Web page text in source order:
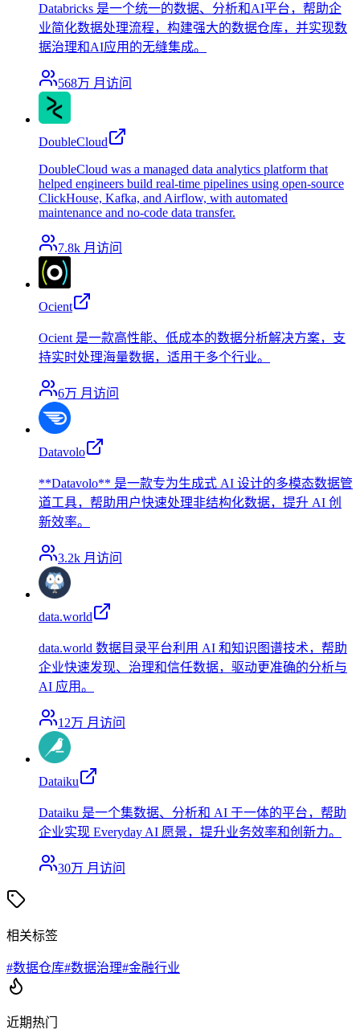
Databricks 是一个统一的数据、分析和AI平台，帮助企
业简化数据处理流程，构建强大的数据仓库，并实现数
据治理和AI应用的无缝集成。
568万 月访问
DoubleCloud
DoubleCloud was a managed data analytics platform that
helped engineers build real-time pipelines using open-source
ClickHouse, Kafka, and Airflow, with automated
maintenance and no-code data transfer.
7.8k 月访问
Ocient
Ocient 是一款高性能、低成本的数据分析解决方案，支
持实时处理海量数据，适用于多个行业。
6万 月访问
Datavolo
**Datavolo** 是一款专为生成式 AI 设计的多模态数据管
道工具，帮助用户快速处理非结构化数据，提升 AI 创
新效率。
3.2k 月访问
data.world
data.world 数据目录平台利用 AI 和知识图谱技术，帮助
企业快速发现、治理和信任数据，驱动更准确的分析与
AI 应用。
12万 月访问
Dataiku
Dataiku 是一个集数据、分析和 AI 于一体的平台，帮助
企业实现 Everyday AI 愿景，提升业务效率和创新力。
30万 月访问
相关标签
#数据仓库#数据治理#金融行业
近期热门